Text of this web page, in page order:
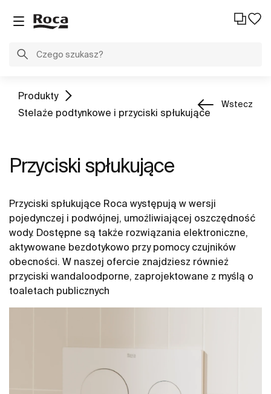
Produkty
Stelaże podtynkowe i przyciski spłukujące
Wstecz
Przyciski spłukujące
Przyciski spłukujące Roca występują w wersji
pojedynczej i podwójnej, umożliwiającej oszczędność
wody. Dostępne są także rozwiązania elektroniczne,
aktywowane bezdotykowo przy pomocy czujników
obecności. W naszej ofercie znajdziesz również
przyciski wandaloodporne, zaprojektowane z myślą o
toaletach publicznych